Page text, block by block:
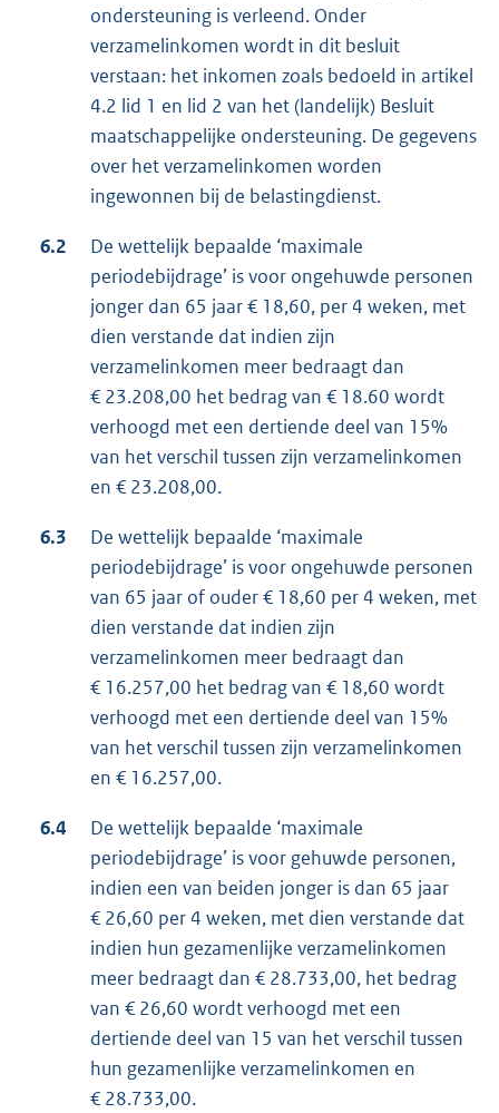
ondersteuning is verleend. Onder
verzamelinkomen wordt in dit besluit
verstaan: het inkomen zoals bedoeld in artikel
4.2 lid 1 en lid 2 van het (landelijk) Besluit
maatschappelijke ondersteuning. De gegevens
over het verzamelinkomen worden
ingewonnen bij de belastingdienst.
6.2
De wettelijk bepaalde ‘maximale
periodebijdrage’ is voor ongehuwde personen
jonger dan 65 jaar € 18,60, per 4 weken, met
dien verstande dat indien zijn
verzamelinkomen meer bedraagt dan
€ 23.208,00 het bedrag van € 18.60 wordt
verhoogd met een dertiende deel van 15%
van het verschil tussen zijn verzamelinkomen
en € 23.208,00.
6.3
De wettelijk bepaalde ‘maximale
periodebijdrage’ is voor ongehuwde personen
van 65 jaar of ouder € 18,60 per 4 weken, met
dien verstande dat indien zijn
verzamelinkomen meer bedraagt dan
€ 16.257,00 het bedrag van € 18,60 wordt
verhoogd met een dertiende deel van 15%
van het verschil tussen zijn verzamelinkomen
en € 16.257,00.
6.4
De wettelijk bepaalde ‘maximale
periodebijdrage’ is voor gehuwde personen,
indien een van beiden jonger is dan 65 jaar
€ 26,60 per 4 weken, met dien verstande dat
indien hun gezamenlijke verzamelinkomen
meer bedraagt dan € 28.733,00, het bedrag
van € 26,60 wordt verhoogd met een
dertiende deel van 15 van het verschil tussen
hun gezamenlijke verzamelinkomen en
€ 28.733,00.